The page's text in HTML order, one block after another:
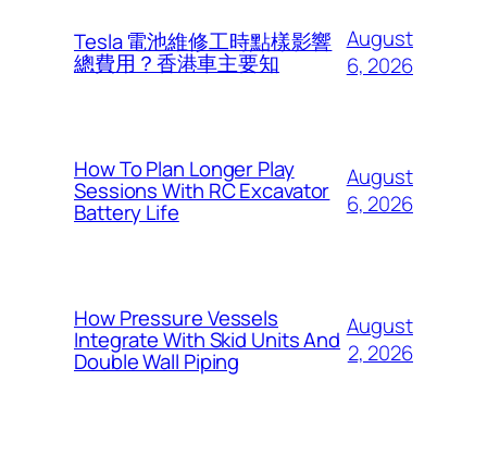
Tesla 電池維修工時點樣影響
總費用？香港車主要知
August
6, 2026
How To Plan Longer Play
Sessions With RC Excavator
Battery Life
August
6, 2026
How Pressure Vessels
Integrate With Skid Units And
Double Wall Piping
August
2, 2026